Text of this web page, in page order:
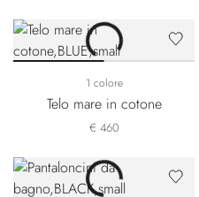
1 colore
Telo mare in cotone
€ 460